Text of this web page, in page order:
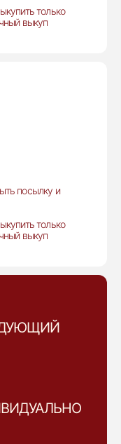
только
выкуп
посылку и
только
выкуп